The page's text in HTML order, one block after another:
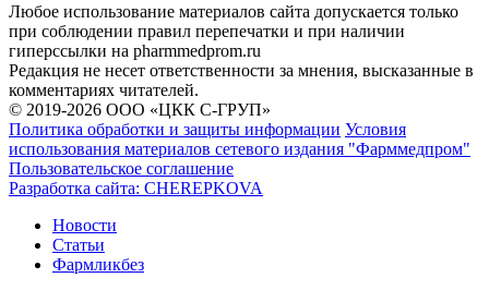
Любое использование материалов сайта допускается только
при соблюдении правил перепечатки и при наличии
гиперссылки на pharmmedprom.ru
Редакция не несет ответственности за мнения, высказанные в
комментариях читателей.
© 2019-2026 ООО «ЦКК С-ГРУП»
Политика обработки и защиты информации Условия
использования материалов сетевого издания "Фарммедпром"
Пользовательское соглашение
Разработка сайта: CHEREPKOVA
Новости
Статьи
Фармликбез